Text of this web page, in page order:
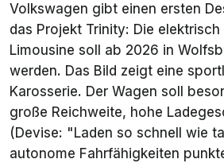
Volkswagen gibt einen ersten
das Projekt Trinity: Die
Limousine soll ab 2026 in
werden. Das Bild zeigt eine
Karosserie. Der Wagen soll
große Reichweite, hohe
(Devise: "Laden so schnell wie
autonome Fahrfähigkeiten